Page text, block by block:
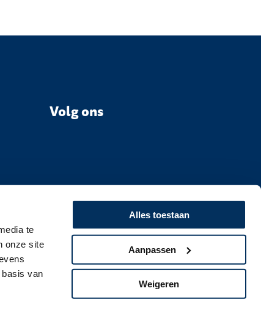
te
onze site
van
Alles toestaan
Aanpassen
Weigeren
Volg ons